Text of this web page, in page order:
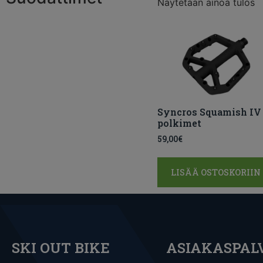
Syncros Squamish IV
polkimet
59,00€
LISÄÄ OSTOSKORIIN
SKI OUT BIKE